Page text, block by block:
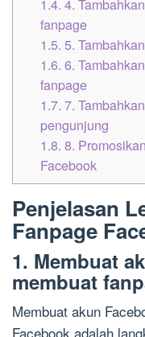
1.4. 4.
fanpage
1.5. 5.
1.6. 6.
fanpage
1.7. 7.
pengunjung
1.8. 8.
Facebook
Penjelasan
Fanpage
1. Membuat
membuat
Membuat akun
Facebook adalah